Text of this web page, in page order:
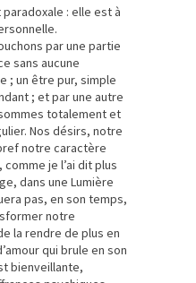
paradoxale : elle est à
par une partie
sans aucune
; un être pur, simple
; et par une autre
totalement et
Nos désirs, notre
notre caractère
je l’ai dit plus
dans une Lumière
pas, en son temps,
notre
la rendre de plus en
qui brule en son
bienveillante,